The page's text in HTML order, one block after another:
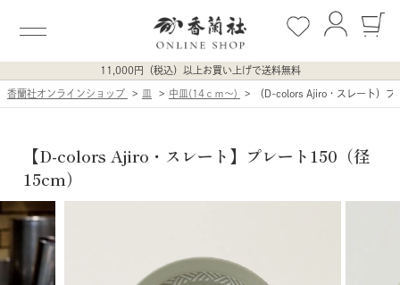
11,000円（税込）以上お買い上げで送料無料
香蘭社オンラインショップ 皿 中皿(14ｃｍ〜) （D-colors Ajiro・スレート）プ
【D-colors Ajiro・スレート】プレート150（径
15cm）